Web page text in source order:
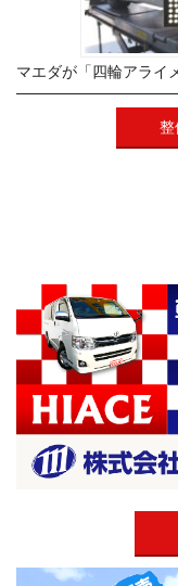
マエダが「四輪アライ
整